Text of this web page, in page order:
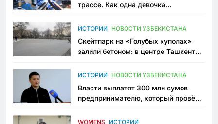
трассе. Как одна девочка
Узбекистане
ИСТОРИИ НОВОСТИ УЗБЕКИСТАНА
Скейтпарк на «Голубых куполах»
залили бетоном: в центре Ташкента
пространство
ИСТОРИИ НОВОСТИ УЗБЕКИСТАНА
Власти выплатят 300 млн сумов
предпринимателю, который провёл
приговору
WOMENS ИСТОРИИ